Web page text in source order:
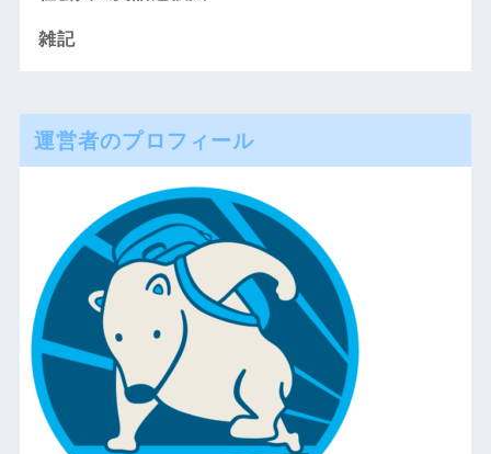
雑記
運営者のプロフィール